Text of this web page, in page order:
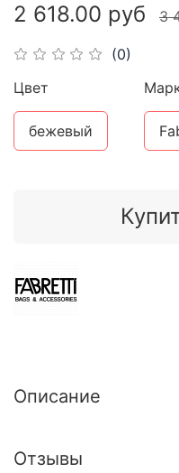
(0)
2 618.00 руб 3
Цвет
бежевый
Описание
Отзывы